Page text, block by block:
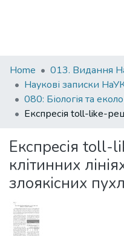
Communities
&
Collections
All of DSpace
Statistics
Home
013. Видання
Наукові записки
080: Біологія та
Експресія toll-
клітинних
злоякісних